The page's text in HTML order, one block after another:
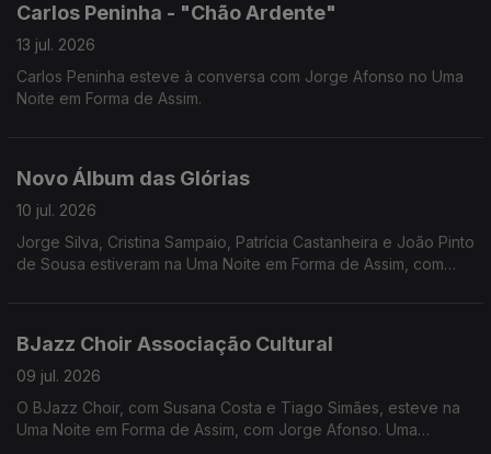
Carlos Peninha - "Chão Ardente"
13 jul. 2026
Carlos Peninha esteve à conversa com Jorge Afonso no Uma
Noite em Forma de Assim.
Novo Álbum das Glórias
10 jul. 2026
Jorge Silva, Cristina Sampaio, Patrícia Castanheira e João Pinto
de Sousa estiveram na Uma Noite em Forma de Assim, com
BJazz Choir Associação Cultural
09 jul. 2026
O BJazz Choir, com Susana Costa e Tiago Simães, esteve na
Uma Noite em Forma de Assim, com Jorge Afonso. Uma